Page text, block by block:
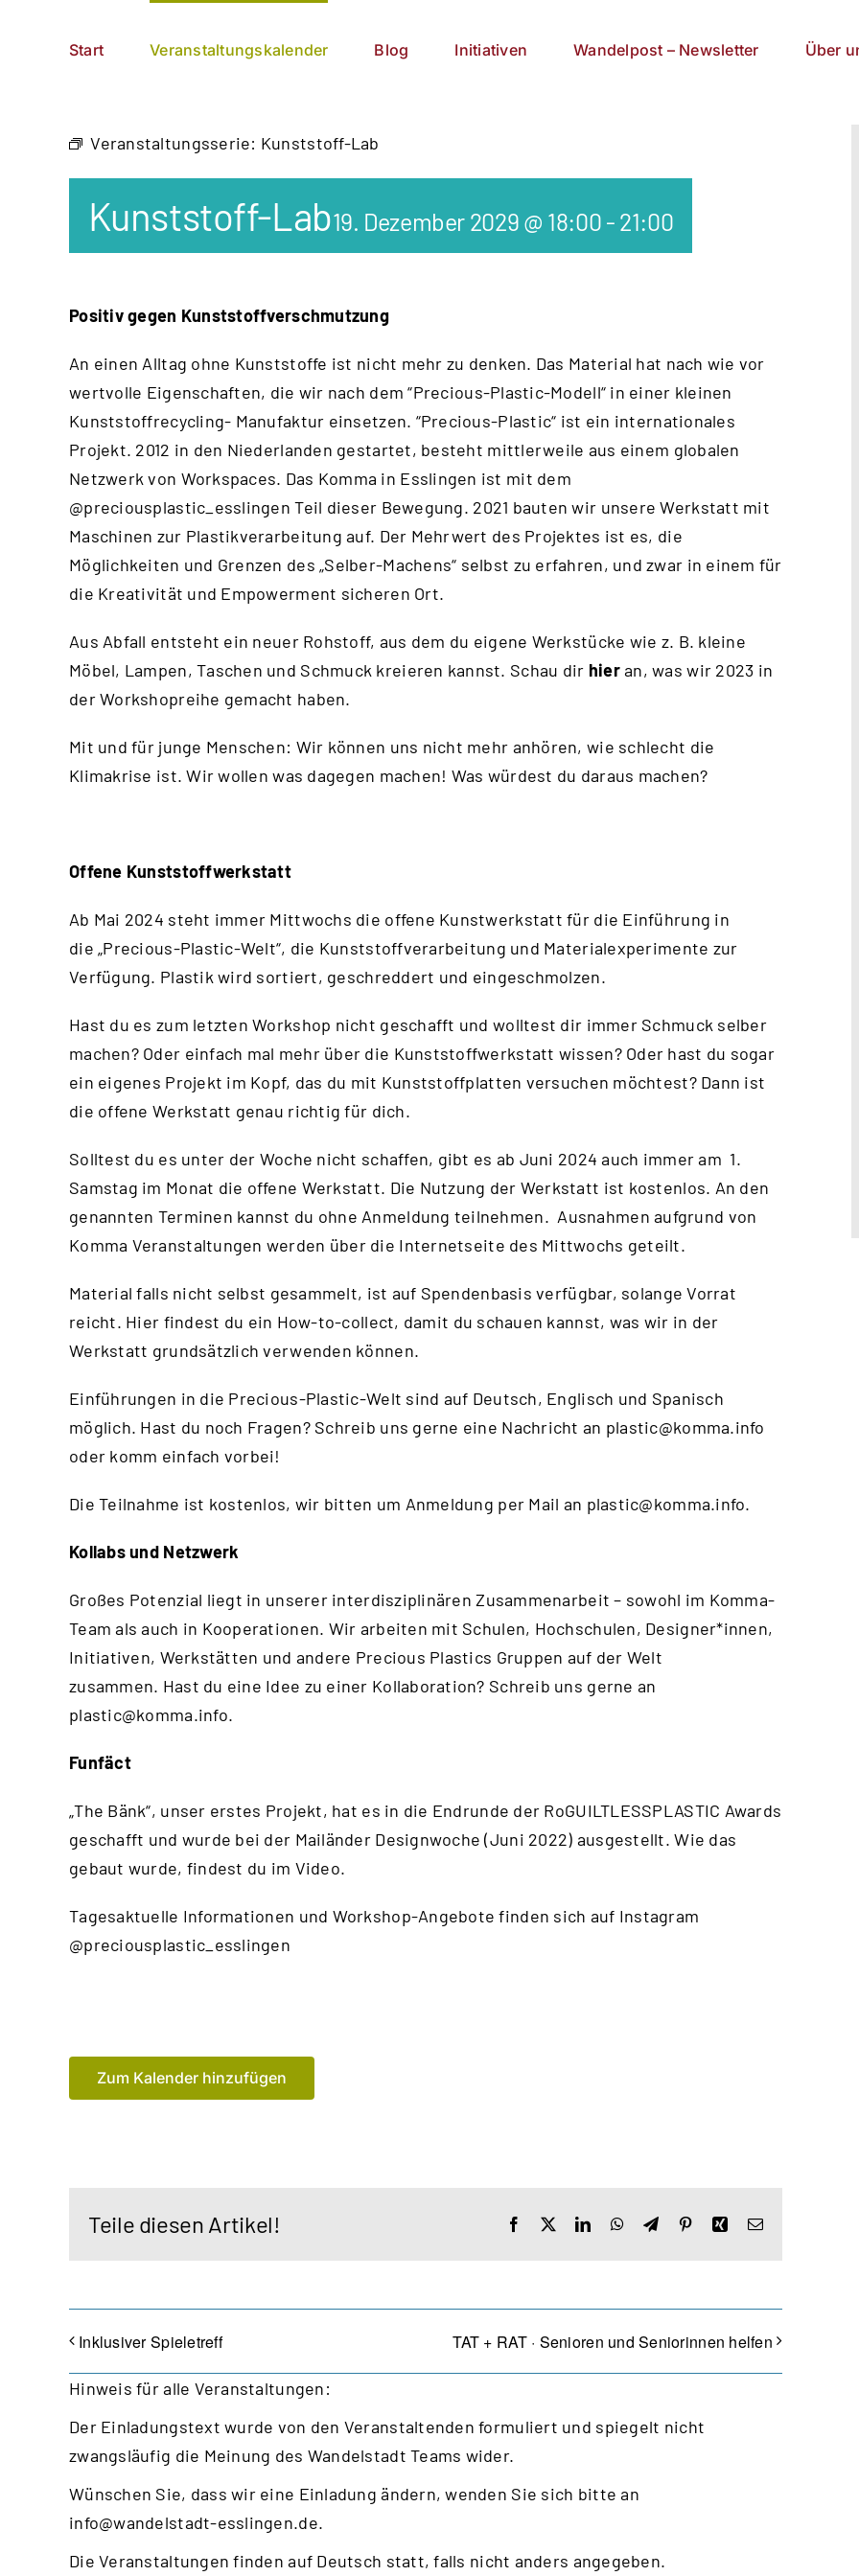
Start Veranstaltungskalender Blog Initiativen Wandelpost – Newsletter Über
Veranstaltungsserie: Kunststoff-Lab
Kunststoff-Lab19. Dezember 2029 @ 18:00 - 21:00
Positiv gegen Kunststoffverschmutzung
An einen Alltag ohne Kunststoffe ist nicht mehr zu denken. Das Material hat nach wie vor
wertvolle Eigenschaften, die wir nach dem “Precious-Plastic-Modell“ in einer kleinen
Kunststoffrecycling- Manufaktur einsetzen. “Precious-Plastic“ ist ein internationales
Projekt. 2012 in den Niederlanden gestartet, besteht mittlerweile aus einem globalen
Netzwerk von Workspaces. Das Komma in Esslingen ist mit dem
@preciousplastic_esslingen Teil dieser Bewegung. 2021 bauten wir unsere Werkstatt mit
Maschinen zur Plastikverarbeitung auf. Der Mehrwert des Projektes ist es, die
Möglichkeiten und Grenzen des „Selber-Machens“ selbst zu erfahren, und zwar in einem für
die Kreativität und Empowerment sicheren Ort.
Aus Abfall entsteht ein neuer Rohstoff, aus dem du eigene Werkstücke wie z. B. kleine
Möbel, Lampen, Taschen und Schmuck kreieren kannst. Schau dir hieran, was wir 2023 in
der Workshopreihe gemacht haben.
Mit und für junge Menschen: Wir können uns nicht mehr anhören, wie schlecht die
Klimakrise ist. Wir wollen was dagegen machen! Was würdest du daraus machen?
Offene Kunststoffwerkstatt
Ab Mai 2024 steht immer Mittwochs die offene Kunstwerkstatt für die Einführung in
die „Precious-Plastic-Welt“, die Kunststoffverarbeitung und Materialexperimente zur
Verfügung. Plastik wird sortiert, geschreddert und eingeschmolzen.
Hast du es zum letzten Workshop nicht geschafft und wolltest dir immer Schmuck selber
machen? Oder einfach mal mehr über die Kunststoffwerkstatt wissen? Oder hast du sogar
ein eigenes Projekt im Kopf, das du mit Kunststoffplatten versuchen möchtest? Dann ist
die offene Werkstatt genau richtig für dich.
Solltest du es unter der Woche nicht schaffen, gibt es ab Juni 2024 auch immer am 1.
Samstag im Monat die offene Werkstatt. Die Nutzung der Werkstatt ist kostenlos. An den
genannten Terminen kannst du ohne Anmeldung teilnehmen. Ausnahmen aufgrund von
Komma Veranstaltungen werden über die Internetseite des Mittwochs geteilt.
Material falls nicht selbst gesammelt, ist auf Spendenbasis verfügbar, solange Vorrat
reicht. Hier findest du ein How-to-collect, damit du schauen kannst, was wir in der
Werkstatt grundsätzlich verwenden können.
Einführungen in die Precious-Plastic-Welt sind auf Deutsch, Englisch und Spanisch
möglich. Hast du noch Fragen? Schreib uns gerne eine Nachricht an plastic@komma.info
oder komm einfach vorbei!
Die Teilnahme ist kostenlos, wir bitten um Anmeldung per Mail an plastic@komma.info.
Kollabs und Netzwerk
Großes Potenzial liegt in unserer interdisziplinären Zusammenarbeit – sowohl im Komma-
Team als auch in Kooperationen. Wir arbeiten mit Schulen, Hochschulen, Designer*innen,
Initiativen, Werkstätten und andere Precious Plastics Gruppen auf der Welt
zusammen. Hast du eine Idee zu einer Kollaboration? Schreib uns gerne an
plastic@komma.info.
Funfäct
„The Bänk“, unser erstes Projekt, hat es in die Endrunde der RoGUILTLESSPLASTIC Awards
geschafft und wurde bei der Mailänder Designwoche (Juni 2022) ausgestellt. Wie das
gebaut wurde, findest du im Video.
Tagesaktuelle Informationen und Workshop-Angebote finden sich auf Instagram
@preciousplastic_esslingen
Zum Kalender hinzufügen
Teile diesen Artikel! Facebook LinkedInWhatsApp
TelegramPinterestXingE-
Inklusiver Spieletreff TAT + RAT · Senioren und Seniorinnen helfen
Hinweis für alle Veranstaltungen:
Der Einladungstext wurde von den Veranstaltenden formuliert und spiegelt nicht
zwangsläufig die Meinung des Wandelstadt Teams wider.
Wünschen Sie, dass wir eine Einladung ändern, wenden Sie sich bitte an
info@wandelstadt-esslingen.de.
Die Veranstaltungen finden auf Deutsch statt, falls nicht anders angegeben.